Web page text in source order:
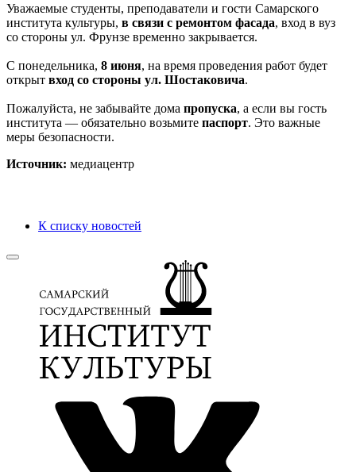
Уважаемые студенты, преподаватели и гости Самарского
института культуры, в связи с ремонтом фасада, вход в вуз
со стороны ул. Фрунзе временно закрывается.
С понедельника, 8 июня, на время проведения работ будет
открыт вход со стороны ул. Шостаковича.
Пожалуйста, не забывайте дома пропуска, а если вы гость
института — обязательно возьмите паспорт. Это важные
меры безопасности.
Источник: медиацентр
К списку новостей